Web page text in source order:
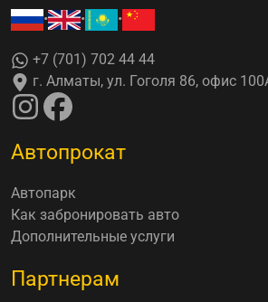
• • •
+7 (701) 702 44 44
г. Алматы, ул. Гоголя 86, офис
Автопрокат
Автопарк
Как забронировать авто
Дополнительные услуги
Партнерам